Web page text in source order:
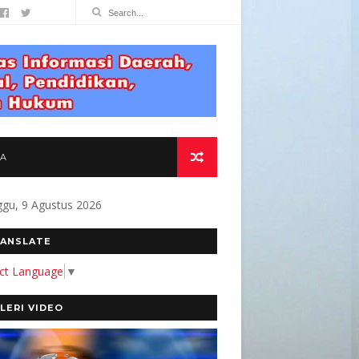
KAMI MEMBANGUN MEDIA YANG
9 Agustus 2026
Language ▼
VIDEO